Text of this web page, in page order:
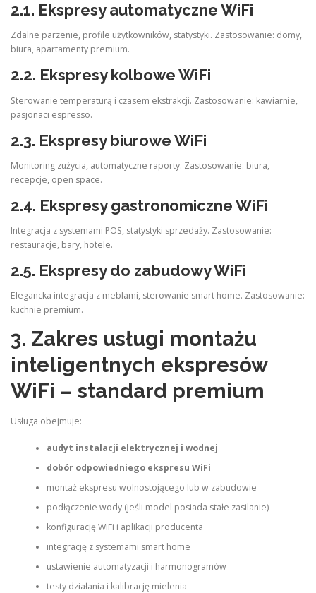
2.1. Ekspresy automatyczne WiFi
Zdalne parzenie, profile użytkowników, statystyki. Zastosowanie: domy,
biura, apartamenty premium.
2.2. Ekspresy kolbowe WiFi
Sterowanie temperaturą i czasem ekstrakcji. Zastosowanie: kawiarnie,
pasjonaci espresso.
2.3. Ekspresy biurowe WiFi
Monitoring zużycia, automatyczne raporty. Zastosowanie: biura,
recepcje, open space.
2.4. Ekspresy gastronomiczne WiFi
Integracja z systemami POS, statystyki sprzedaży. Zastosowanie:
restauracje, bary, hotele.
2.5. Ekspresy do zabudowy WiFi
Elegancka integracja z meblami, sterowanie smart home. Zastosowanie:
kuchnie premium.
3. Zakres usługi montażu
inteligentnych ekspresów
WiFi – standard premium
Usługa obejmuje:
audyt instalacji elektrycznej i wodnej
dobór odpowiedniego ekspresu WiFi
montaż ekspresu wolnostojącego lub w zabudowie
podłączenie wody (jeśli model posiada stałe zasilanie)
konfigurację WiFi i aplikacji producenta
integrację z systemami smart home
ustawienie automatyzacji i harmonogramów
testy działania i kalibrację mielenia